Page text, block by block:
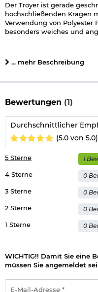
Der Troyer ist gerade
hochschließenden Kragen
Verwendung von Polyester
besonders weiches und
Schnitt: gerade
Material
hochschließender
hohes
Armbüro mit
Patchfläche auf dem
schnell trocknend
Material Oberstoff 1:
Material Oberstoff 2:
Material
Marke: Brandit
... mehr Beschreibung
Bewertungen (1)
Durchschnittlicher
(5.0 von 5.0)
1 Sterne 0
2 Sterne 0
3 Sterne 0
4 Sterne 0
5 Sterne 1
WICHTIG!! Damit Sie eine
müssen Sie angemeldet